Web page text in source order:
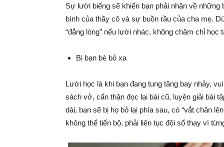
Sự lười biếng sẽ khiến bạn phải nhận về những
bình của thầy cô và sự buồn rầu của cha mẹ.
“đắng lòng” nếu lười nhác, không chăm chỉ học
Bị bạn bè bỏ xa
Lười học là khi bạn đang tung tăng bay nhảy,
sách vở, cẩn thận đọc lại bài cũ, luyện giải bài
dài, bạn sẽ bị họ bỏ lại phía sau, có “vắt chân
không thể tiến bộ, phải liên tục đội sổ thay vì